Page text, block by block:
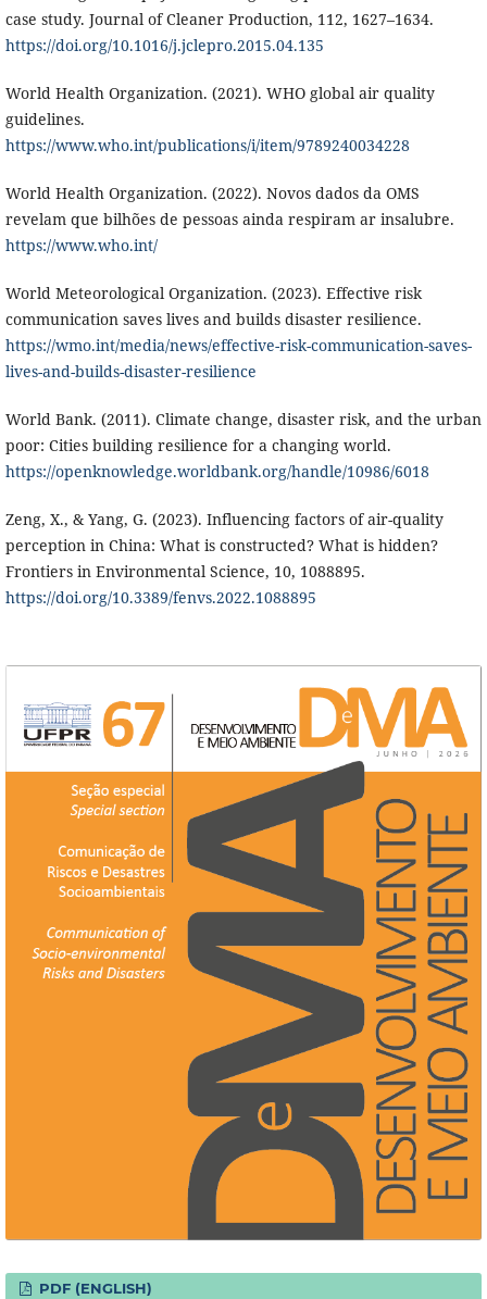
case study. Journal of Cleaner Production, 112, 1627–1634.
https://doi.org/10.1016/j.jclepro.2015.04.135
World Health Organization. (2021). WHO global air quality
guidelines.
https://www.who.int/publications/i/item/9789240034228
World Health Organization. (2022). Novos dados da OMS
revelam que bilhões de pessoas ainda respiram ar insalubre.
https://www.who.int/
World Meteorological Organization. (2023). Effective risk
communication saves lives and builds disaster resilience.
https://wmo.int/media/news/effective-risk-communication-saves-
lives-and-builds-disaster-resilience
World Bank. (2011). Climate change, disaster risk, and the urban
poor: Cities building resilience for a changing world.
https://openknowledge.worldbank.org/handle/10986/6018
Zeng, X., & Yang, G. (2023). Influencing factors of air-quality
perception in China: What is constructed? What is hidden?
Frontiers in Environmental Science, 10, 1088895.
https://doi.org/10.3389/fenvs.2022.1088895
PDF (ENGLISH)